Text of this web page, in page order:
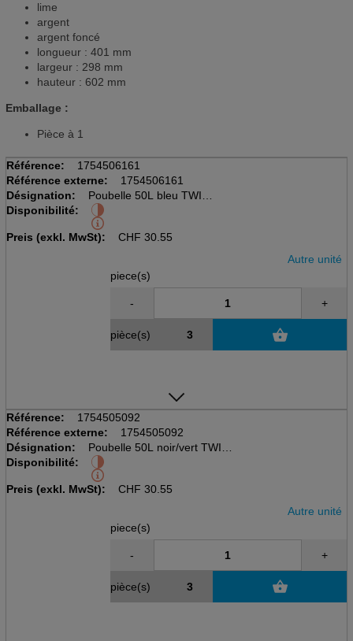
lime
argent
argent foncé
longueur : 401 mm
largeur : 298 mm
hauteur : 602 mm
Emballage :
Pièce à 1
Référence:
1754506161
Référence externe:
1754506161
Désignation:
Poubelle 50L bleu TWIST
cubique, avec couvercle
LxBxH: 401x298x602mm
Disponibilité:
Preis (exkl. MwSt): CHF 30.55
Autre unité
piece(s)
- +
pièce(s)
Référence:
1754505092
Référence externe:
1754505092
Désignation:
Poubelle 50L noir/vert TWIST
cubique, avec couvercle
LxBxH: 401x298x602mm
Disponibilité:
Preis (exkl. MwSt): CHF 30.55
Autre unité
piece(s)
- +
pièce(s)